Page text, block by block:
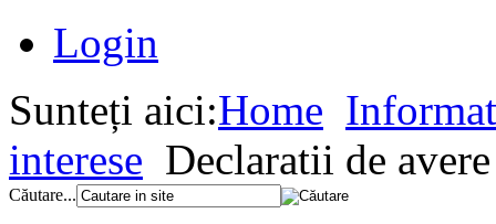
Login
Sunteți aici:Home
interese Declaratii de
Căutare...